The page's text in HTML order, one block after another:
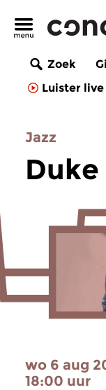
Zoek
Luister live
Jazz
wo 6 aug
18:00 uur